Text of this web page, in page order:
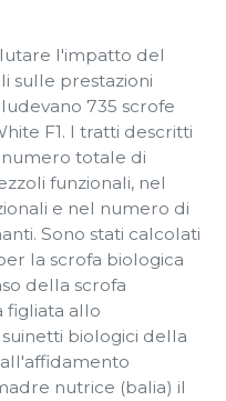
l'impatto del
sulle prestazioni
735 scrofe
F1. I tratti descritti
totale di
funzionali, nel
e nel numero di
Sono stati calcolati
la scrofa biologica
della scrofa
figliata allo
biologici della
nutrice (balia) il